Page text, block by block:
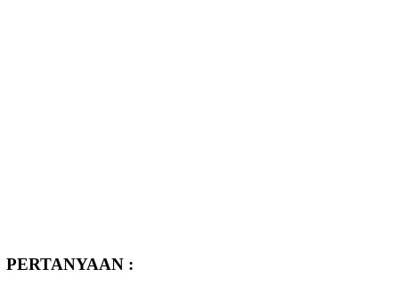
PERTANYAAN :